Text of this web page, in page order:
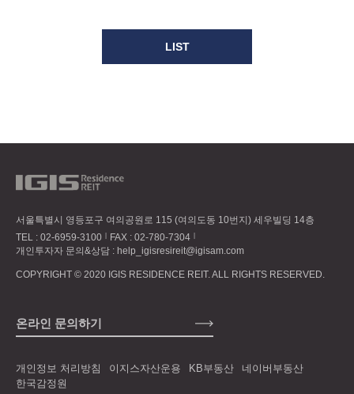
LIST
서울특별시 영등포구 여의공원로 115 (여의도동 10번지) 세우빌딩 14층
TEL : 02-6959-3100
FAX : 02-780-7304
개인투자자 문의&상담 : help_igisresireit@igisam.com
COPYRIGHT © 2020 IGIS RESIDENCE REIT. ALL RIGHTS RESERVED.
온라인 문의하기
개인정보 처리방침 이지스자산운용 KB부동산
네이버부동산
한국감정원